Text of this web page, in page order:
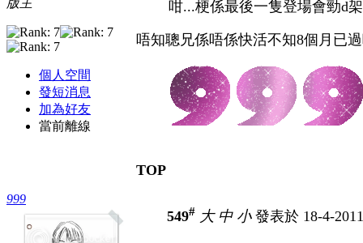
個人空間
發短消息
加為好友
當前離線
咁...梗係最後一隻登場會勁d
唔知聰兄係唔係快活不知8個月已
TOP
999
549# 大 中 小發表於 18-4-